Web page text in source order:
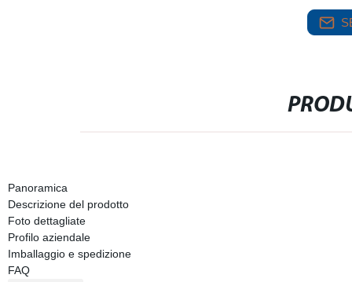
Panoramica
Descrizione del prodotto
Foto dettagliate
Profilo aziendale
Imballaggio e spedizione
FAQ